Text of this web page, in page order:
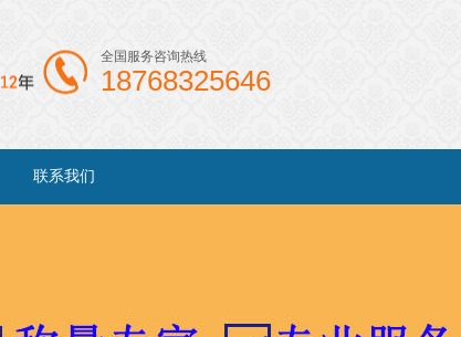
全国服务咨询热线
18768325646
联系我们